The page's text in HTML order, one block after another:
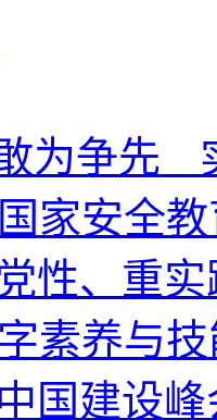
为争先ㅤ
家安全
性、重
素养与
国建设峰